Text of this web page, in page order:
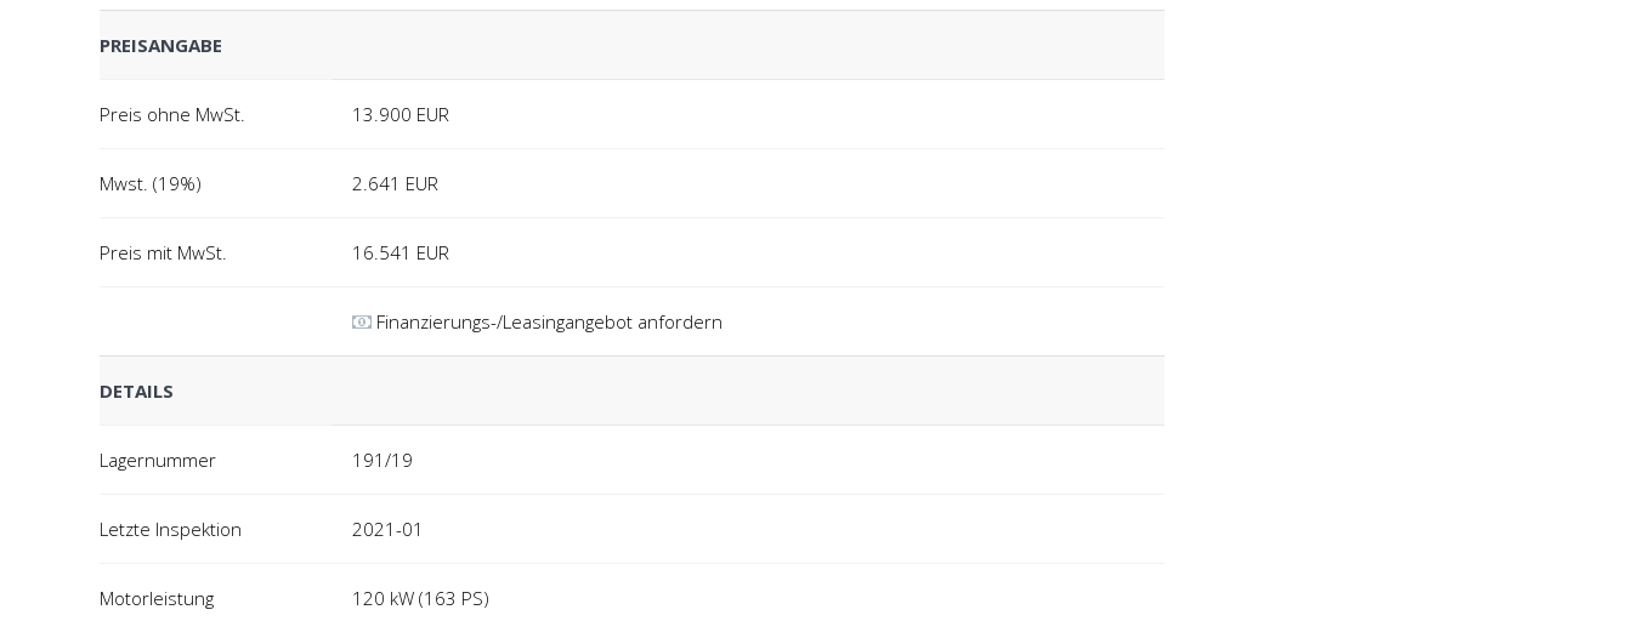
PREISANGABE
Preis ohne MwSt. 13.900 EUR
Mwst. (19%) 2.641 EUR
Preis mit MwSt. 16.541 EUR
Finanzierungs-/Leasingangebot anfordern
DETAILS
Lagernummer 191/19
Letzte Inspektion 2021-01
Motorleistung 120 kW (163 PS)